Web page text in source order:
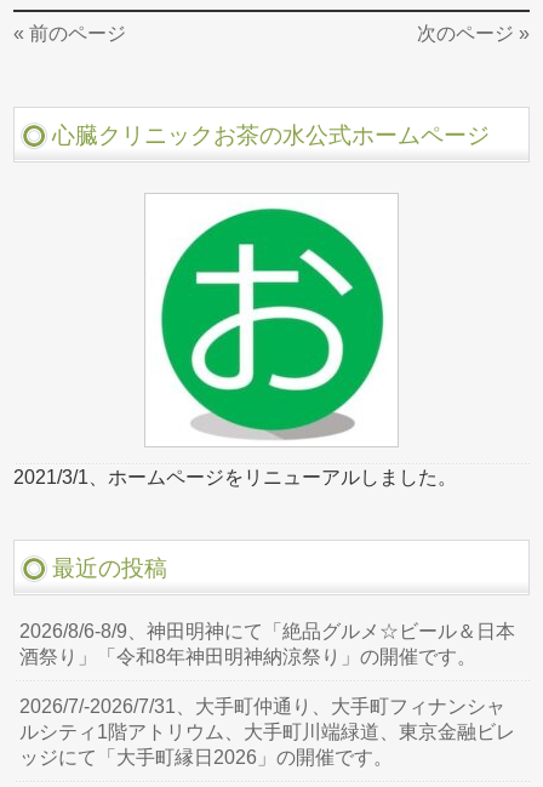
« 前のページ 次のページ »
心臓クリニックお茶の水公式ホームページ
2021/3/1、ホームページをリニューアルしました。
最近の投稿
2026/8/6-8/9、神田明神にて「絶品グルメ☆ビール＆日本
酒祭り」「令和8年神田明神納涼祭り」の開催です。
2026/7/-2026/7/31、大手町仲通り、大手町フィナンシャ
ルシティ1階アトリウム、大手町川端緑道、東京金融ビレ
ッジにて「大手町縁日2026」の開催です。